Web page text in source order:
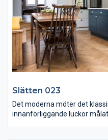
Slätten 023
Det moderna möter det
innanförliggande luckor